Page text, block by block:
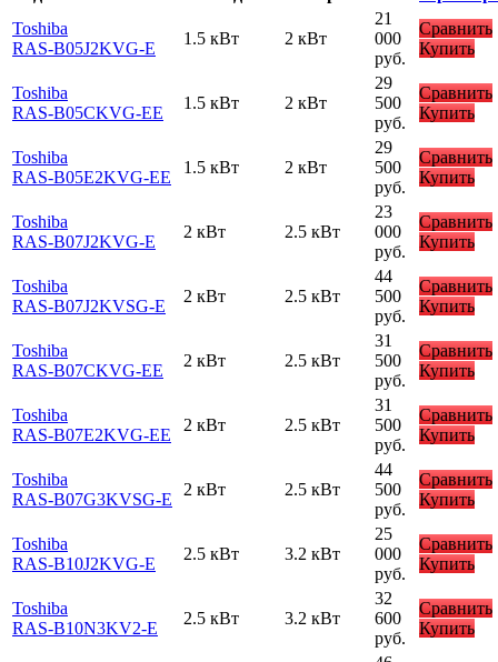
Toshiba
RAS-B05J2KVG-E
1.5 кВт 2 кВт
21
000
руб.
Сравнить
Купить
Toshiba
RAS-B05CKVG-EE
1.5 кВт 2 кВт
29
500
руб.
Сравнить
Купить
Toshiba
RAS-B05E2KVG-EE
1.5 кВт 2 кВт
29
500
руб.
Сравнить
Купить
Toshiba
RAS-B07J2KVG-E
2 кВт 2.5 кВт
23
000
руб.
Сравнить
Купить
Toshiba
RAS-B07J2KVSG-E
2 кВт 2.5 кВт
44
500
руб.
Сравнить
Купить
Toshiba
RAS-B07CKVG-EE
2 кВт 2.5 кВт
31
500
руб.
Сравнить
Купить
Toshiba
RAS-B07E2KVG-EE
2 кВт 2.5 кВт
31
500
руб.
Сравнить
Купить
Toshiba
RAS-B07G3KVSG-E
2 кВт 2.5 кВт
44
500
руб.
Сравнить
Купить
Toshiba
RAS-B10J2KVG-E
2.5 кВт 3.2 кВт
25
000
руб.
Сравнить
Купить
Toshiba
RAS-B10N3KV2-E
2.5 кВт 3.2 кВт
32
600
руб.
Сравнить
Купить